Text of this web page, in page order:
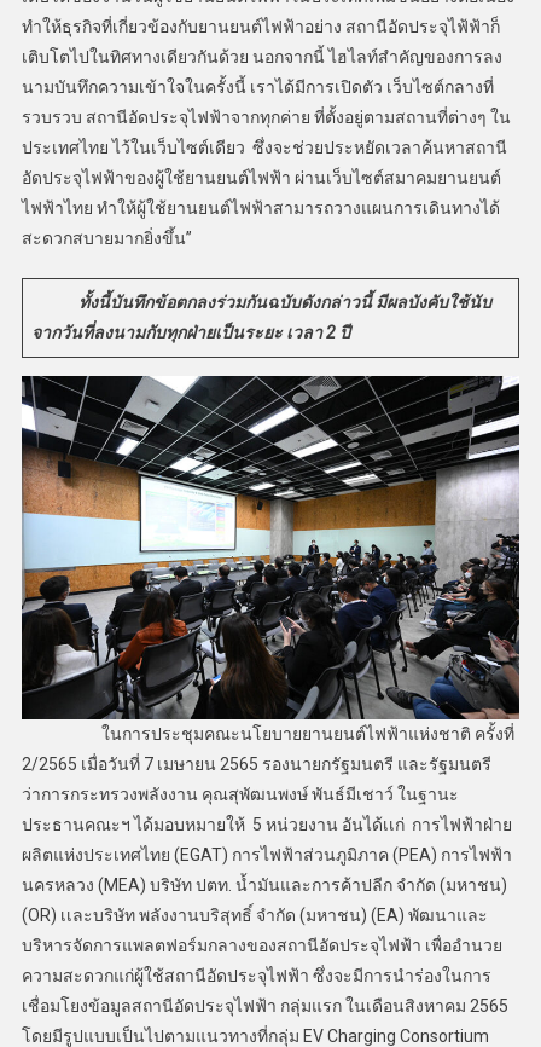
ทำให้ธุรกิจที่เกี่ยวข้องกับยานยนต์ไฟฟ้าอย่าง สถานีอัดประจุไฟ้ฟ้าก็
เติบโตไปในทิศทางเดียวกันด้วย นอกจากนี้ ไฮไลท์สำคัญของการลง
นามบันทึกความเข้าใจในครั้งนี้ เราได้มีการเปิดตัว เว็บไซต์กลางที่
รวบรวบ สถานีอัดประจุไฟฟ้าจากทุกค่าย ที่ตั้งอยู่ตามสถานที่ต่างๆ ใน
ประเทศไทย ไว้ในเว็บไซต์เดียว ซึ่งจะช่วยประหยัดเวลาค้นหาสถานี
อัดประจุไฟฟ้าของผู้ใช้ยานยนต์ไฟฟ้า ผ่านเว็บไซต์สมาคมยานยนต์
ไฟฟ้าไทย ทำให้ผู้ใช้ยานยนต์ไฟฟ้าสามารถวางแผนการเดินทางได้
สะดวกสบายมากยิ่งขึ้น”
ทั้งนี้บันทึกข้อตกลงร่วมกันฉบับดังกล่าวนี้ มีผลบังคับใช้นับ
จากวันที่ลงนามกับทุกฝ่ายเป็นระยะ เวลา 2 ปี
ในการประชุมคณะนโยบายยานยนต์ไฟฟ้าแห่งชาติ ครั้งที่
2/2565 เมื่อวันที่ 7 เมษายน 2565 รองนายกรัฐมนตรี และรัฐมนตรี
ว่าการกระทรวงพลังงาน คุณสุพัฒนพงษ์ พันธ์มีเชาว์ ในฐานะ
ประธานคณะฯ ได้มอบหมายให้ 5 หน่วยงาน อันได้เเก่ การไฟฟ้าฝ่าย
ผลิตแห่งประเทศไทย (EGAT) การไฟฟ้าส่วนภูมิภาค (PEA) การไฟฟ้า
นครหลวง (MEA) บริษัท ปตท. น้ำมันและการค้าปลีก จำกัด (มหาชน)
(OR) เเละบริษัท พลังงานบริสุทธิ์ จํากัด (มหาชน) (EA) พัฒนาและ
บริหารจัดการแพลตฟอร์มกลางของสถานีอัดประจุไฟฟ้า เพื่ออำนวย
ความสะดวกแก่ผู้ใช้สถานีอัดประจุไฟฟ้า ซึ่งจะมีการนำร่องในการ
เชื่อมโยงข้อมูลสถานีอัดประจุไฟฟ้า กลุ่มแรก ในเดือนสิงหาคม 2565
โดยมีรูปแบบเป็นไปตามแนวทางที่กลุ่ม EV Charging Consortium